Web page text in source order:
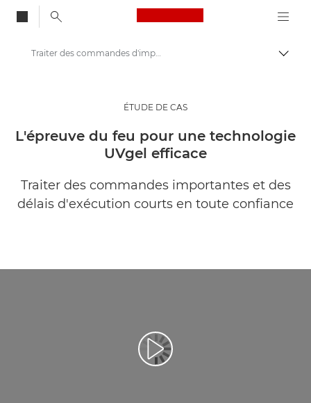
Canon Logo, back
Evénements et témoignages
Traiter des commandes d'impression importantes et des délais d'exécution courts en toute confiance
ÉTUDE DE CAS
L'épreuve du feu pour une technologie
UVgel efficace
Traiter des commandes importantes et des
délais d'exécution courts en toute confiance
Lancer la vidéo